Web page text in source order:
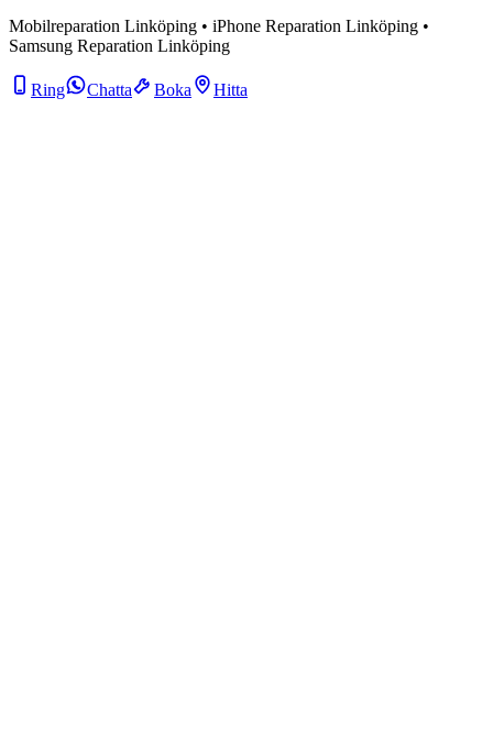
Mobilreparation Linköping • iPhone Reparation Linköping •
Samsung Reparation Linköping
Ring Chatta Boka Hitta